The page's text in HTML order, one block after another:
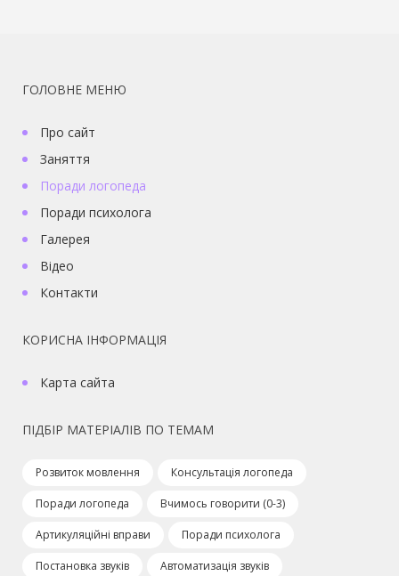
ГОЛОВНЕ МЕНЮ
Про сайт
Заняття
Поради логопеда
Поради психолога
Галерея
Відео
Контакти
КОРИСНА ІНФОРМАЦІЯ
Карта сайта
ПІДБІР МАТЕРІАЛІВ ПО ТЕМАМ
Розвиток мовлення Консультація логопеда
Поради логопеда Вчимось говорити (0-3)
Артикуляційні вправи Поради психолога
Постановка звуків Автоматизація звуків